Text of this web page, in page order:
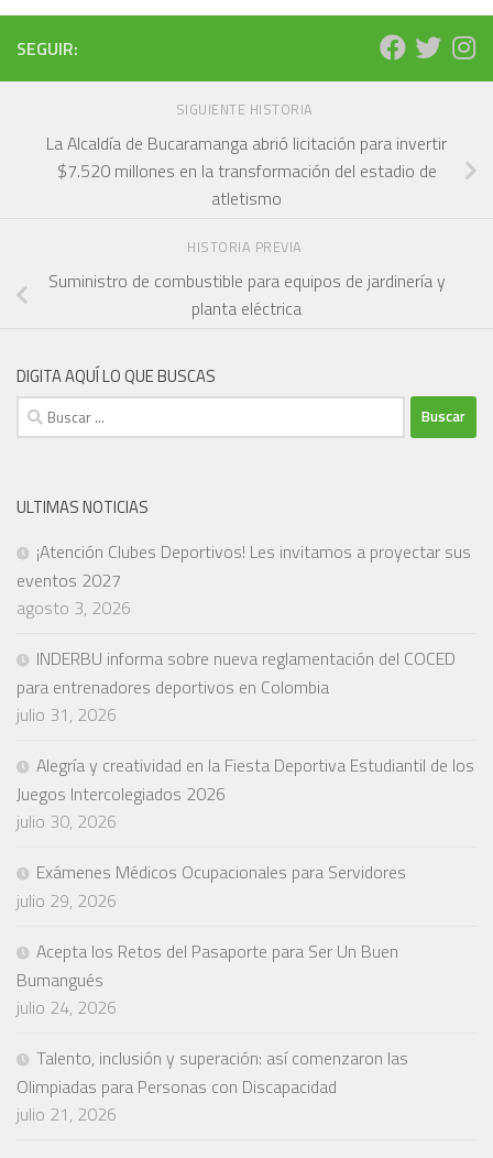
SEGUIR:
SIGUIENTE HISTORIA
La Alcaldía de Bucaramanga abrió licitación para invertir
$7.520 millones en la transformación del estadio de
atletismo
HISTORIA PREVIA
Suministro de combustible para equipos de jardinería y
planta eléctrica
DIGITA AQUÍ LO QUE BUSCAS
Buscar:
ULTIMAS NOTICIAS
¡Atención Clubes Deportivos! Les invitamos a proyectar sus
eventos 2027
agosto 3, 2026
INDERBU informa sobre nueva reglamentación del COCED
para entrenadores deportivos en Colombia
julio 31, 2026
Alegría y creatividad en la Fiesta Deportiva Estudiantil de los
Juegos Intercolegiados 2026
julio 30, 2026
Exámenes Médicos Ocupacionales para Servidores
julio 29, 2026
Acepta los Retos del Pasaporte para Ser Un Buen
Bumangués
julio 24, 2026
Talento, inclusión y superación: así comenzaron las
Olimpiadas para Personas con Discapacidad
julio 21, 2026